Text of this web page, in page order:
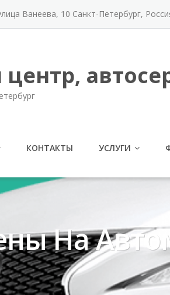
Ванеева, 10 Санкт-Петербург,
КОНТАКТЫ УСЛУГИ
На